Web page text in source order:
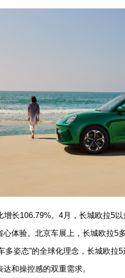
长106.79%。4月，长城欧拉5
体验。北京车展上，长城欧拉5
多姿态”的全球化理念，长城欧
和操控感的双重需求。